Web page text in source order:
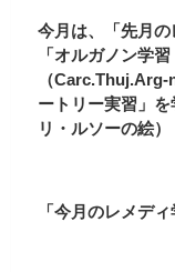
今月は、「先月
「オルガノン学
（
ートリー実習」
リ・ルソーの絵）
「今月のレメデ